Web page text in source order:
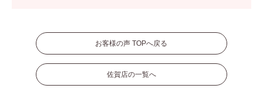
お客様の声 TOPへ戻る
佐賀店の一覧へ